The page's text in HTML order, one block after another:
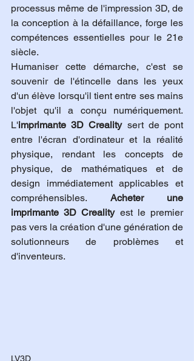
processus même de l'impression 3D, de
la conception à la défaillance, forge les
compétences essentielles pour le 21e
siècle.
Humaniser cette démarche, c'est se
souvenir de l'étincelle dans les yeux
d'un élève lorsqu'il tient entre ses mains
l'objet qu'il a conçu numériquement.
L'imprimante 3D Creality sert de pont
entre l'écran d'ordinateur et la réalité
physique, rendant les concepts de
physique, de mathématiques et de
design immédiatement applicables et
compréhensibles. Acheter une
imprimante 3D Creality est le premier
pas vers la création d'une génération de
solutionneurs de problèmes et
d'inventeurs.
LV3D